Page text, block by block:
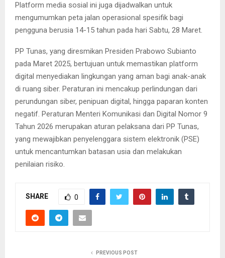
Platform media sosial ini juga dijadwalkan untuk
mengumumkan peta jalan operasional spesifik bagi
pengguna berusia 14-15 tahun pada hari Sabtu, 28 Maret.
PP Tunas, yang diresmikan Presiden Prabowo Subianto
pada Maret 2025, bertujuan untuk memastikan platform
digital menyediakan lingkungan yang aman bagi anak-anak
di ruang siber. Peraturan ini mencakup perlindungan dari
perundungan siber, penipuan digital, hingga paparan konten
negatif. Peraturan Menteri Komunikasi dan Digital Nomor 9
Tahun 2026 merupakan aturan pelaksana dari PP Tunas,
yang mewajibkan penyelenggara sistem elektronik (PSE)
untuk mencantumkan batasan usia dan melakukan
penilaian risiko.
SHARE 0
PREVIOUS POST